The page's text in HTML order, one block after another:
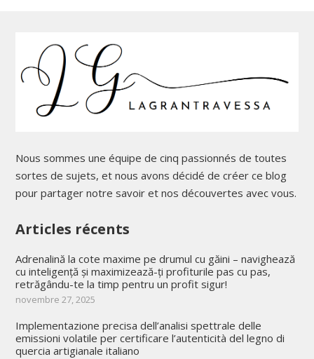
Nous sommes une équipe de cinq passionnés de toutes
sortes de sujets, et nous avons décidé de créer ce blog
pour partager notre savoir et nos découvertes avec vous.
Articles récents
Adrenalină la cote maxime pe drumul cu găini – navighează
cu inteligență și maximizează-ți profiturile pas cu pas,
retrăgându-te la timp pentru un profit sigur!
novembre 27, 2025
Implementazione precisa dell’analisi spettrale delle
emissioni volatile per certificare l’autenticità del legno di
quercia artigianale italiano